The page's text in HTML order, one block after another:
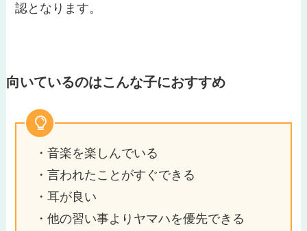
認となります。
向いているのはこんな子におすすめ
・音楽を楽しんでいる
・言われたことがすぐできる
・耳が良い
・他の習い事よりヤマハを優先できる